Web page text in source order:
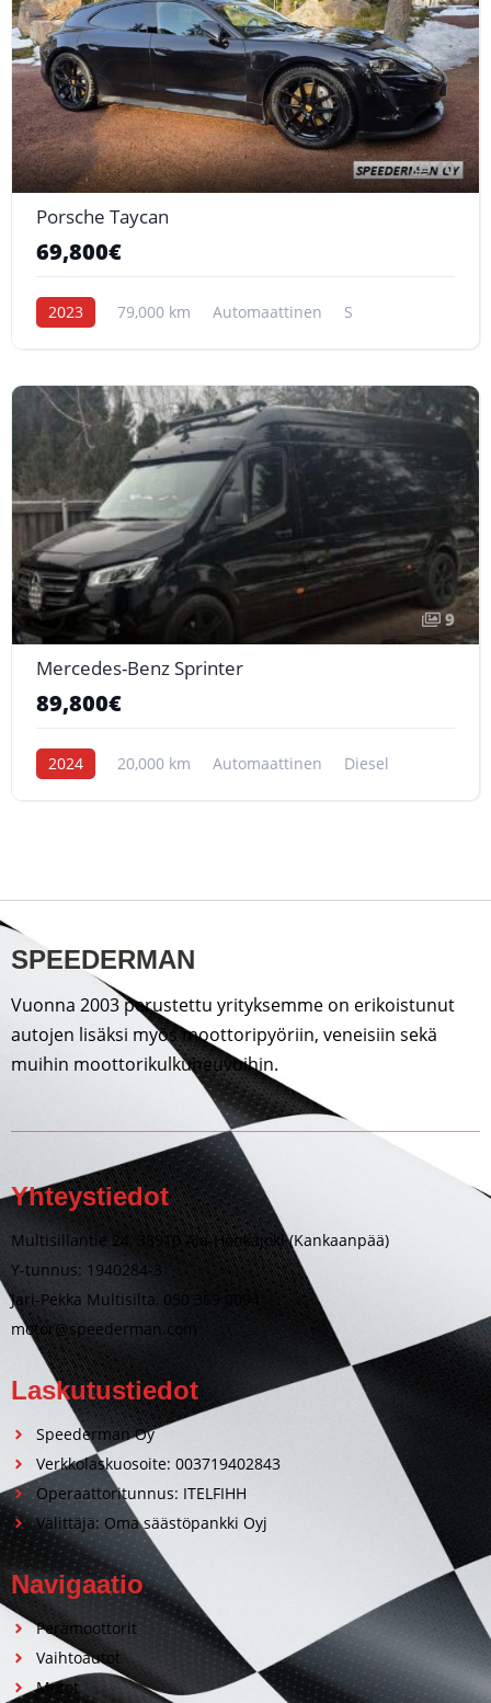
10
Porsche Taycan
69,800€
2023 79,000 km Automaattinen S
9
Mercedes-Benz Sprinter
89,800€
2024 20,000 km Automaattinen Diesel
SPEEDERMAN
Vuonna 2003 perustettu yrityksemme on erikoistunut
autojen lisäksi myös moottoripyöriin, veneisiin sekä
muihin moottorikulkuneuvoihin.
Yhteystiedot
Multisillantie 24, 38910 Ala-Honkajoki (Kankaanpää)
Y-tunnus: 1940284-3
Jari-Pekka Multisilta, 050 369 0094
motor@speederman.com
Laskutustiedot
Speederman Oy
Verkkolaskuosoite: 003719402843
Operaattoritunnus: ITELFIHH
Välittäjä: Oma säästöpankki Oyj
Navigaatio
Perämoottorit
Vaihtoautot
Motot